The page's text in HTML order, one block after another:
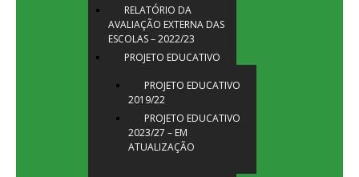
RELATÓRIO DA
AVALIAÇÃO EXTERNA DAS
ESCOLAS – 2022/23
PROJETO EDUCATIVO
PROJETO EDUCATIVO
2019/22
PROJETO EDUCATIVO
2023/27 – EM
ATUALIZAÇÃO